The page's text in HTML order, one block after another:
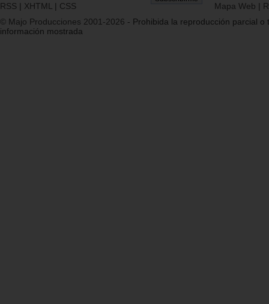
RSS | XHTML | CSS Mapa Web |
© Majo Producciones 2001-2026 - Prohibida la reproducción parcial o
información mostrada